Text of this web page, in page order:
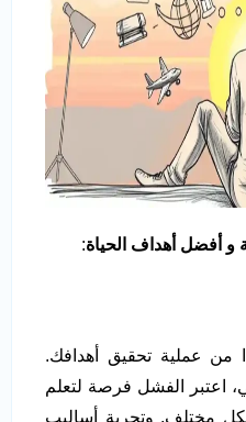
و أفضل أهداف الحياة:
من عملية تحقيق أهدافك.
اعتبر الفشل فرصة لتعلم
مختلف. وتجربة أساليب